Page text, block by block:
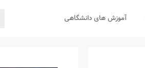
آموزش های دانشگاهی